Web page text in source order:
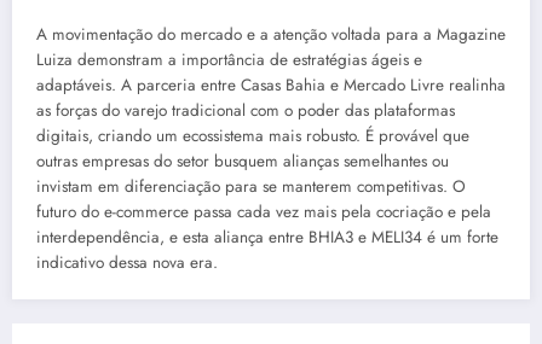
A movimentação do mercado e a atenção voltada para a Magazine
Luiza demonstram a importância de estratégias ágeis e
adaptáveis. A parceria entre Casas Bahia e Mercado Livre realinha
as forças do varejo tradicional com o poder das plataformas
digitais, criando um ecossistema mais robusto. É provável que
outras empresas do setor busquem alianças semelhantes ou
invistam em diferenciação para se manterem competitivas. O
futuro do e-commerce passa cada vez mais pela cocriação e pela
interdependência, e esta aliança entre BHIA3 e MELI34 é um forte
indicativo dessa nova era.